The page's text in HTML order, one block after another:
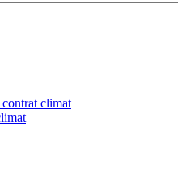
climat